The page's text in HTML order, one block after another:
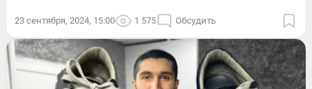
23 сентября, 2024, 15:00 1 575 Обсудить